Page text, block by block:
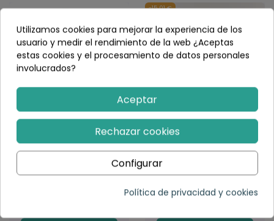
Sonajero infantil tipo
campana XXL -
material natural de
médula de ratán para
bebé Pikler
-15,01 €
Estantería para libros
hecha de madera
infantil Montessori
139,99 €155,00 €
Utilizamos cookies para mejorar la experiencia de los
usuario y medir el rendimiento de la web ¿Aceptas
estas cookies y el procesamiento de datos personales
involucrados?
Aceptar
Rechazar cookies
Configurar
Política de privacidad y cookies